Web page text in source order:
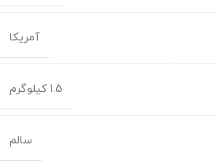
آمریکا
1.5 کیلوگرم
سالم